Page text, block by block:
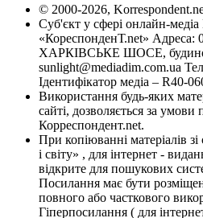
© 2000-2026,
Суб'єкт у сфері онлайн-
«КореспонденТ.net» Адреса:
ХАРКІВСЬКЕ ШОСЕ,
sunlight@mediadim.com.ua
Ідентифікатор медіа – R40-
Використання будь-яких
сайті, дозволяється за умови
Корреспондент.net.
При копіюванні матеріалів
і світу» , для інтернет -
відкрите для пошукових
Посилання має бути
повного або часткового
Гіперпосилання ( для